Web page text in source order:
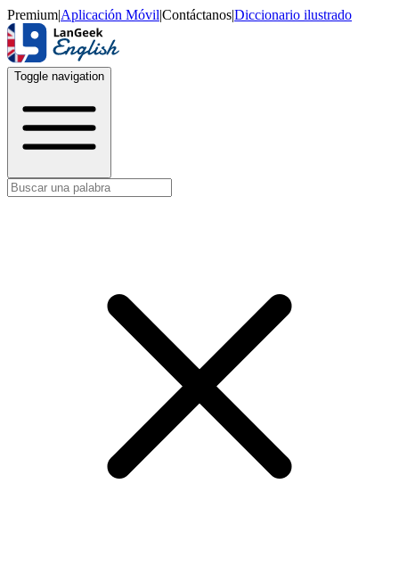
Premium|Aplicación Móvil|Contáctanos|Diccionario ilustrado
Toggle navigation